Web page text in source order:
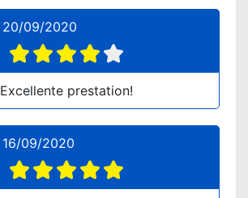
20/09/2020
Excellente prestation!
16/09/2020